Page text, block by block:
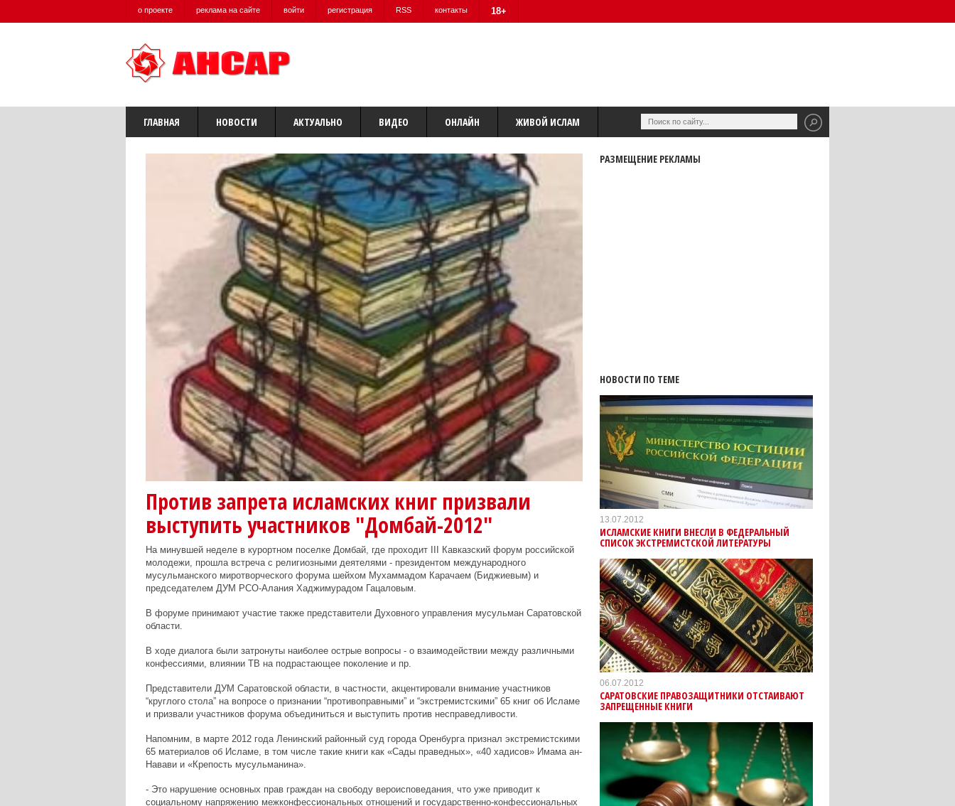
о проекте реклама на сайте войти регистрация RSS контакты 18+
ГЛАВНАЯ НОВОСТИ АКТУАЛЬНО ВИДЕО ОНЛАЙН ЖИВОЙ ИСЛАМ
Против запрета исламских книг призвали
выступить участников "Домбай-2012"
На минувшей неделе в курортном поселке Домбай, где проходит III Кавказский форум российской
молодежи, прошла встреча с религиозными деятелями - президентом международного
мусульманского миротворческого форума шейхом Мухаммадом Карачаем (Биджиевым) и
председателем ДУМ РСО-Алания Хаджимурадом Гацаловым.
В форуме принимают участие также представители Духовного управления мусульман Саратовской
области.
В ходе диалога были затронуты наиболее острые вопросы - о взаимодействии между различными
конфессиями, влиянии ТВ на подрастающее поколение и пр.
Представители ДУМ Саратовской области, в частности, акцентировали внимание участников
“круглого стола” на вопросе о признании “противоправными” и “экстремистскими” 65 книг об Исламе
и призвали участников форума объединиться и выступить против несправедливости.
Напомним, в марте 2012 года Ленинский районный суд города Оренбурга признал экстремистскими
65 материалов об Исламе, в том числе такие книги как «Сады праведных», «40 хадисов» Имама ан-
Навави и «Крепость мусульманина».
- Это нарушение основных прав граждан на свободу вероисповедания, что уже приводит к
социальному напряжению межконфессиональных отношений и государственно-конфессиональных
РАЗМЕЩЕНИЕ РЕКЛАМЫ
НОВОСТИ ПО ТЕМЕ
13.07.2012
ИСЛАМСКИЕ КНИГИ ВНЕСЛИ В ФЕДЕРАЛЬНЫЙ
СПИСОК ЭКСТРЕМИСТСКОЙ ЛИТЕРАТУРЫ
06.07.2012
САРАТОВСКИЕ ПРАВОЗАЩИТНИКИ ОТСТАИВАЮТ
ЗАПРЕЩЕННЫЕ КНИГИ